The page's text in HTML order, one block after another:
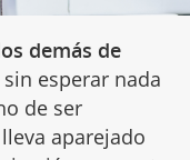
demás de
sin esperar nada
de ser
aparejado